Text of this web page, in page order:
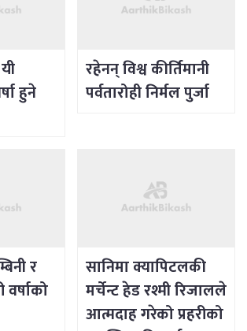
हुने
रहेनन् विश्व कीर्तिमानी
पर्वतारोही निर्मल पुर्जा
र
वर्षाको
सानिमा क्यापिटलकी
मर्चेन्ट हेड रश्मी रिजालले
आत्मदाह गरेको प्रहरीको